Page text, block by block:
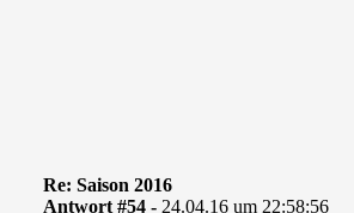
Re: Saison 2016
Antwort #54 - 24.04.16 um 22:58:56